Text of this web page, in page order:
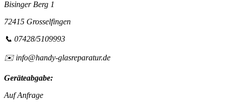
Bisinger Berg 1
72415 Grosselfingen
📞 07428/5109993
✉️ info@handy-glasreparatur.de
Geräteabgabe:
Auf Anfrage